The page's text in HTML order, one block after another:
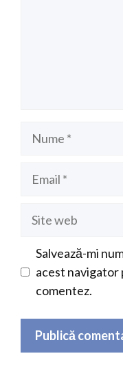
Salvează-mi
acest navigator
comentez.